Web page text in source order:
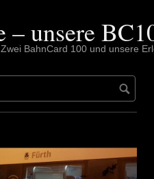
– unsere
BahnCard 100 und unsere